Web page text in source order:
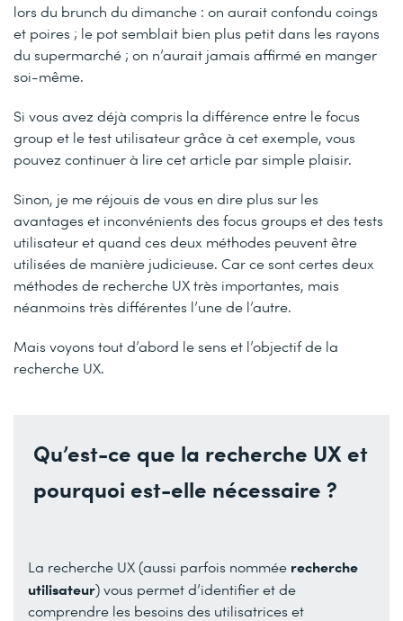
lors du brunch du dimanche : on aurait confondu coings
et poires ; le pot semblait bien plus petit dans les rayons
du supermarché ; on n’aurait jamais affirmé en manger
soi-même.
Si vous avez déjà compris la différence entre le focus
group et le test utilisateur grâce à cet exemple, vous
pouvez continuer à lire cet article par simple plaisir.
Sinon, je me réjouis de vous en dire plus sur les
avantages et inconvénients des focus groups et des tests
utilisateur et quand ces deux méthodes peuvent être
utilisées de manière judicieuse. Car ce sont certes deux
méthodes de recherche UX très importantes, mais
néanmoins très différentes l’une de l’autre.
Mais voyons tout d’abord le sens et l’objectif de la
recherche UX.
Qu’est-ce que la recherche UX et
pourquoi est-elle nécessaire ?
La recherche UX (aussi parfois nommée recherche
utilisateur) vous permet d’identifier et de
comprendre les besoins des utilisatrices et